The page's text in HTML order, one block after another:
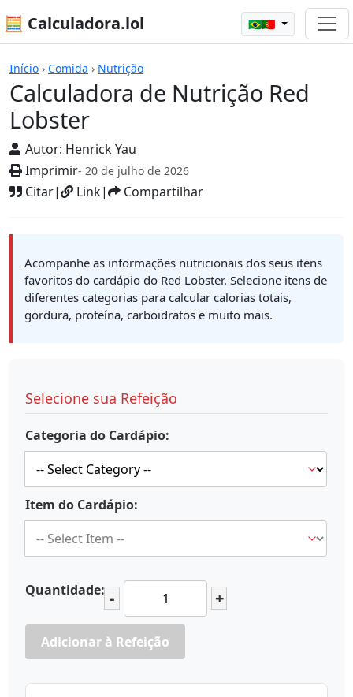
🧮 Calculadora.lol 🇧🇷🇵🇹
Início › Comida › Nutrição
Calculadora de Nutrição Red
Lobster
Autor: Henrick Yau
Imprimir- 20 de julho de 2026
Citar| Link| Compartilhar
Calculadoras
Acompanhe as informações nutricionais dos seus itens
favoritos do cardápio do Red Lobster. Selecione itens de
diferentes categorias para calcular calorias totais,
gordura, proteína, carboidratos e muito mais.
Selecione sua Refeição
Categoria do Cardápio:
Item do Cardápio:
Quantidade: - +
Adicionar à Refeição